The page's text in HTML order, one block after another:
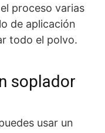
proceso varias
de aplicación
todo el polvo.
soplador
usar un